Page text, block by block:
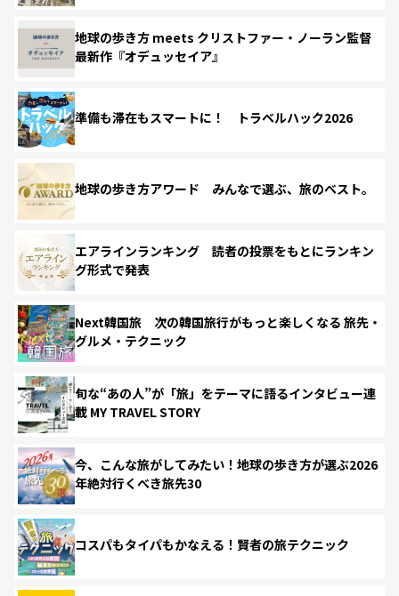
地球の歩き方 meets クリストファー・ノーラン監督
最新作『オデュッセイア』
準備も滞在もスマートに！ トラベルハック2026
地球の歩き方アワード みんなで選ぶ、旅のベスト。
エアラインランキング 読者の投票をもとにランキン
グ形式で発表
Next韓国旅 次の韓国旅行がもっと楽しくなる 旅先・
グルメ・テクニック
旬な“あの人”が「旅」をテーマに語るインタビュー連
載 MY TRAVEL STORY
今、こんな旅がしてみたい！地球の歩き方が選ぶ2026
年絶対行くべき旅先30
コスパもタイパもかなえる！賢者の旅テクニック